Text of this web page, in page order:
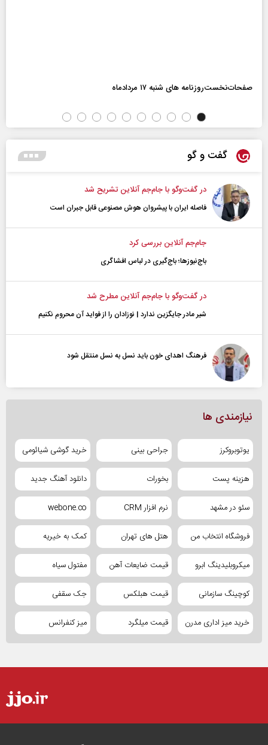
صفحات‌نخست‌روزنامه ها‌ی شنبه ۱۷ مردادماه
گفت و گو
در گفت‌و‌گو با جام‌جم آنلاین تشریح شد
فاصله ایران با پیشرو‌ان هوش مصنوعی قابل جبران است
جام‌جم آنلاین بررسی کرد
باج‌نیوزها؛ باج‌گیری در لباس افشاگری
در گفت‌و‌گو با جام‌جم آنلاین مطرح شد
شیر مادر جایگزین ندارد | نوزادان را از فواید آن محروم نکنیم
فرهنگ اهدای خون باید نسل به نسل منتقل شود
نیازمندی ها
یوتوبروکرز جراحی بینی خرید گوشی شیائومی
هزینه پست بخورات دانلود آهنگ جدید
سئو در مشهد نرم افزار CRM webone.co
فروشگاه انتخاب من هتل های تهران کمک به خیریه
میکروبلیدینگ ابرو قیمت ضایعات آهن مفتول سیاه
کوچینگ سازمانی قیمت هبلکس جک سقفی
خرید میز اداری مدرن قیمت میلگرد میز کنفرانس